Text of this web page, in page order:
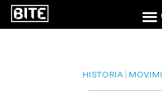
HISTORIA